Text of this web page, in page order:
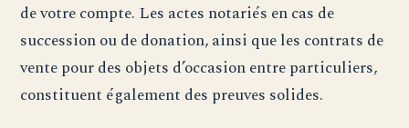
de votre compte. Les actes notariés en cas de
succession ou de donation, ainsi que les contrats de
vente pour des objets d’occasion entre particuliers,
constituent également des preuves solides.